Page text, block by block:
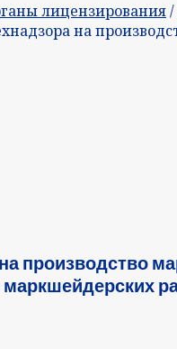
лицензирования/
на
производство